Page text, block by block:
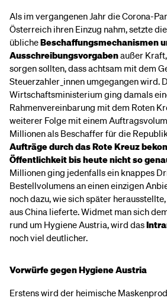
Als im vergangenen Jahr die Corona-
Österreich ihren Einzug nahm, setzte
üblicheBeschaffungsmechanismen
Ausschreibungsvorgabenaußer
sorgen sollten, dass achtsam mit dem
Steuerzahler_innen umgegangen wird.
Wirtschaftsministerium ging damals
Rahmenvereinbarung mit dem Roten
weiterer Folge mit einem
Millionen als Beschaffer für die
Aufträge durch das Rote Kreuz
Öffentlichkeit bis heute nicht so
Millionen ging jedenfalls ein knappes
Bestellvolumens an einen einzigen
noch dazu, wie sich später
aus China lieferte. Widmet man sich
rund um Hygiene Austria, wird das
noch viel deutlicher.
Vorwürfe gegen Hygiene Austria
Erstens wird der heimische